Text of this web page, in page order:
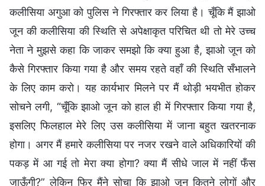
कलीसिया अगुआ को पुलिस ने गिरफ्तार कर लिया है। चूँकि मैं झाओ
जून की कलीसिया की स्थिति से अपेक्षाकृत परिचित थी तो मेरे उच्च
नेता ने मुझसे कहा कि जाकर समझो कि क्या हुआ है, झाओ जून को
कैसे गिरफ्तार किया गया है और समय रहते वहाँ की स्थिति सँभालने
के लिए काम करो। यह कार्यभार मिलने पर मैं थोड़ी भयभीत होकर
सोचने लगी, “चूँकि झाओ जून को हाल ही में गिरफ्तार किया गया है,
इसलिए फिलहाल मेरे लिए उस कलीसिया में जाना बहुत खतरनाक
होगा। अगर मैं हमारे कलीसिया पर नजर रखने वाले अधिकारियों की
पकड़ में आ गई तो मेरा क्या होगा? क्या मैं सीधे जाल में नहीं फँस
जाऊँगी?” लेकिन फिर मैंने सोचा कि झाओ जून कितने लोगों और